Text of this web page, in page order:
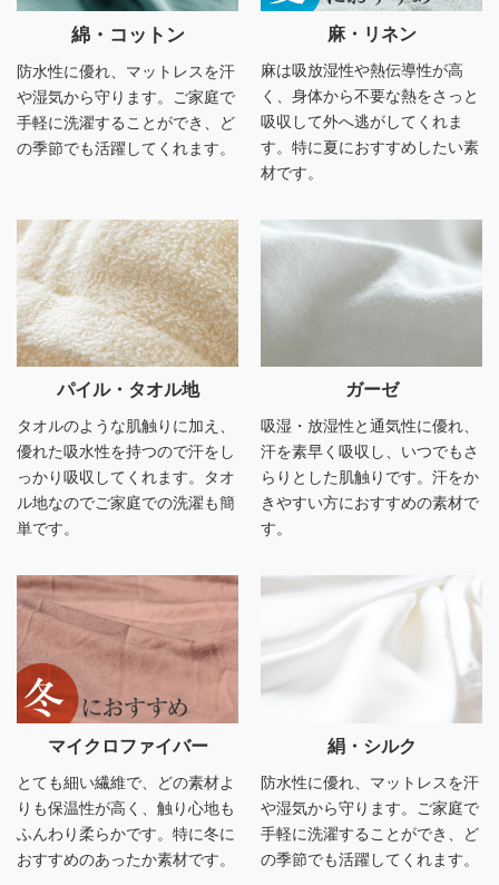
綿・コットン
防水性に優れ、マットレスを汗
や湿気から守ります。ご家庭で
手軽に洗濯することができ、ど
の季節でも活躍してくれます。
麻・リネン
麻は吸放湿性や熱伝導性が高
く、身体から不要な熱をさっと
吸収して外へ逃がしてくれま
す。特に夏におすすめしたい素
材です。
パイル・タオル地
タオルのような肌触りに加え、
優れた吸水性を持つので汗をし
っかり吸収してくれます。タオ
ル地なのでご家庭での洗濯も簡
単です。
ガーゼ
吸湿・放湿性と通気性に優れ、
汗を素早く吸収し、いつでもさ
らりとした肌触りです。汗をか
きやすい方におすすめの素材で
す。
マイクロファイバー
とても細い繊維で、どの素材よ
りも保温性が高く、触り心地も
ふんわり柔らかです。特に冬に
おすすめのあったか素材です。
絹・シルク
防水性に優れ、マットレスを汗
や湿気から守ります。ご家庭で
手軽に洗濯することができ、ど
の季節でも活躍してくれます。